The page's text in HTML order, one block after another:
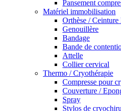
Pansement
Matériel immobilisation
Orthèse / Ceinture
Genouillère
Bandage
Bande de
Attelle
Collier cervical
Thermo / Cryothérapie
Compresse pour
Couverture /
Spray
Stylos de